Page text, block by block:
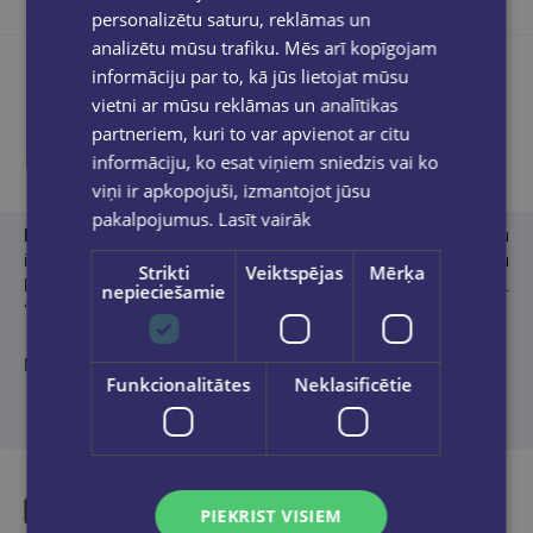
Produkta apraksts
Etafa Ruma
ir dzimusi un augusi Bruklinā Ņujorkā palestīniešu
imigrantu ģimenē. Viņa pasniedz koledžas līmeņa angļu
literatūras kursu Ziemeļkarolīnā, kur dzīvo ar diviem bērniem.
“Sieviete nav vīrietis” ir autores debijas darbs.
No angļu valodas tulkojusi Ilona Ozoliņa-Čiu
personalizētu saturu, reklāmas un
analizētu mūsu trafiku. Mēs arī kopīgojam
informāciju par to, kā jūs lietojat mūsu
vietni ar mūsu reklāmas un analītikas
partneriem, kuri to var apvienot ar citu
informāciju, ko esat viņiem sniedzis vai ko
viņi ir apkopojuši, izmantojot jūsu
pakalpojumus. Lasīt vairāk
Strikti
nepieciešamie
Veiktspējas Mērķa
Funkcionalitātes Neklasificētie
PIEKRIST VISIEM